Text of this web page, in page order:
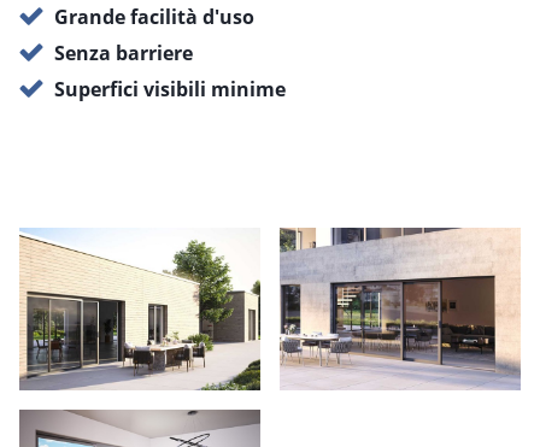
Grande facilità d'uso
Senza barriere
Superfici visibili minime